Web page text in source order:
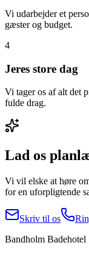
Vi udarbejder et
gæster og budget.
4
Jeres store dag
Vi tager os af alt det
fulde drag.
Lad os
Vi vil elske at høre
for en uforpligtende
Skriv til os
Bandholm Badehotel